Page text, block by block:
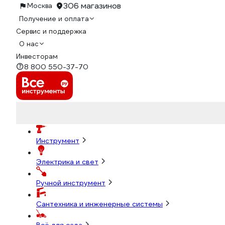
Москва 306 магазинов
Получение и оплата
Сервис и поддержка
О нас
Инвесторам
8 800 550-37-70
Инструмент
Электрика и свет
Ручной инструмент
Сантехника и инженерные системы